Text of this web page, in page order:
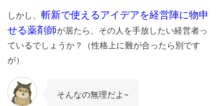
しかし、 斬新で使えるアイデアを経営陣に物申
せる薬剤師が居たら、その人を手放したい経営者っ
ているでしょうか？（性格上に難が合ったら別です
が）
そんなの無理だよ~